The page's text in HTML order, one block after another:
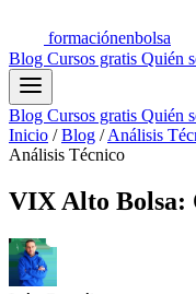
formaciónenbolsa
Blog Cursos gratis Quién
Blog Cursos gratis Quién
Inicio / Blog / Análisis
Análisis Técnico
VIX Alto Bolsa: